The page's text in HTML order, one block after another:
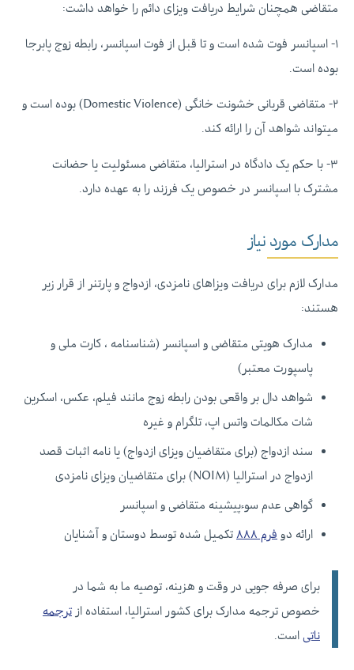
متقاضی همچنان شرایط دریافت ویزای دائم را خواهد داشت:
۱- اسپانسر فوت شده است و تا قبل از فوت اسپانسر، رابطه زوج پابرجا
بوده است.
۲- متقاضی قربانی خشونت خانگی (Domestic Violence) بوده است و
میتواند شواهد آن را ارائه کند.
۳- با حکم یک دادگاه در استرالیا، متقاضی مسئولیت یا حضانت
مشترک با اسپانسر در خصوص یک فرزند را به عهده دارد.
مدارک مورد نیاز
مدارک لازم برای دریافت ویزاهای نامزدی، ازدواج و پارتنر از قرار زیر
هستند:‌
مدارک هویتی متقاضی و اسپانسر (شناسنامه ، کارت ملی و
پاسپورت معتبر)
شواهد دال بر واقعی بودن رابطه زوج مانند فیلم، عکس، اسکرین
شات مکالمات واتس اپ، تلگرام و غیره
سند ازدواج (برای متقاضیان ویزای ازدواج) یا نامه اثبات قصد
ازدواج در استرالیا (NOIM) برای متقاضیان ویزای نامزدی
گواهی عدم سوءپیشینه متقاضی و اسپانسر
ارائه دو فرم ۸۸۸ تکمیل شده توسط دوستان و آشنایان
برای صرفه جویی در وقت و هزینه، توصیه ما به شما در
خصوص ترجمه مدارک برای کشور استرالیا، استفاده از ترجمه
ناتی است.